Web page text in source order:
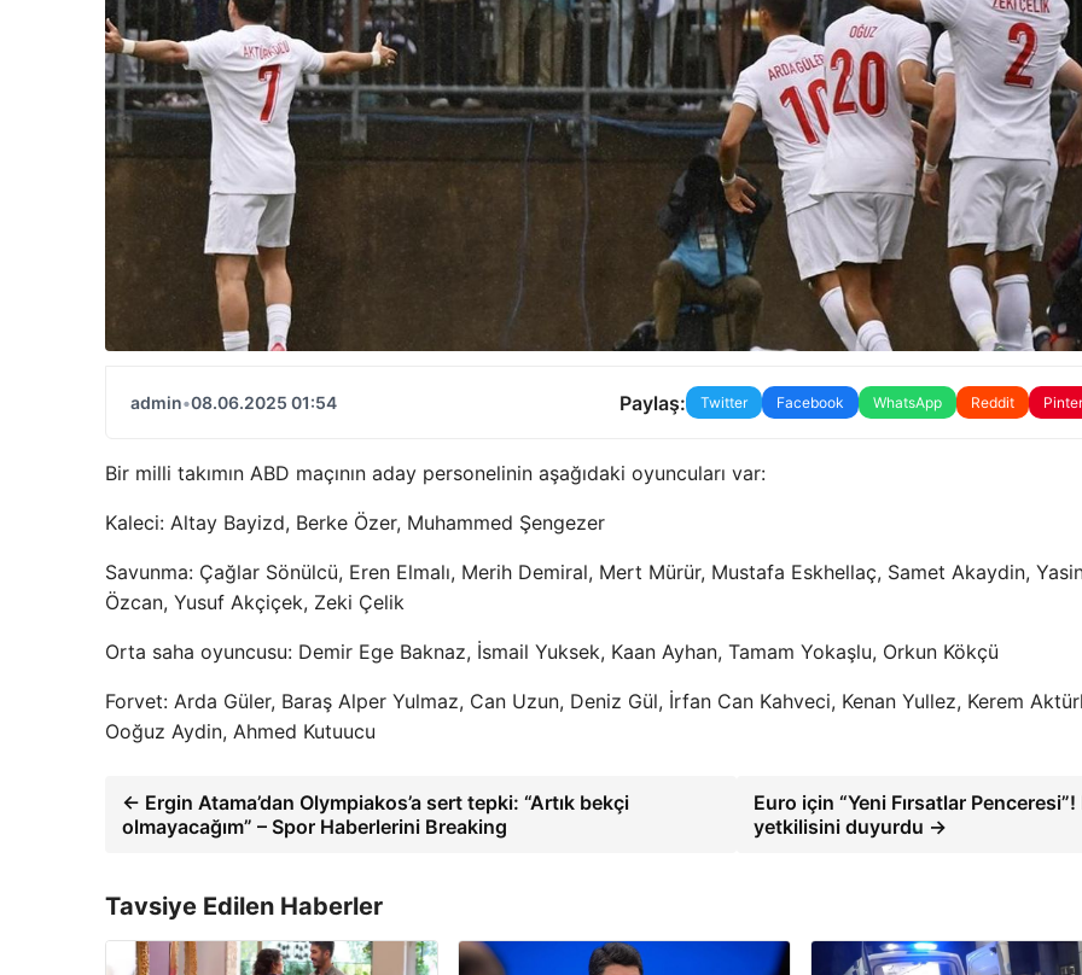
admin•08.06.2025 01:54 Paylaş: Twitter Facebook WhatsApp Reddit
Bir milli takımın ABD maçının aday personelinin aşağıdaki oyuncuları var:
Kaleci: Altay Bayizd, Berke Özer, Muhammed Şengezer
Savunma: Çağlar Sönülcü, Eren Elmalı, Merih Demiral, Mert Mürür, Mustafa Eskhellaç, Samet Akaydin,
Özcan, Yusuf Akçiçek, Zeki Çelik
Orta saha oyuncusu: Demir Ege Baknaz, İsmail Yuksek, Kaan Ayhan, Tamam Yokaşlu, Orkun Kökçü
Forvet: Arda Güler, Baraş Alper Yulmaz, Can Uzun, Deniz Gül, İrfan Can Kahveci, Kenan Yullez, Kerem
Ooğuz Aydin, Ahmed Kutuucu
← Ergin Atama’dan Olympiakos’a sert tepki: “Artık bekçi
olmayacağım” – Spor Haberlerini Breaking
Euro için “Yeni Fırsatlar Penceresi”!
yetkilisini duyurdu →
Tavsiye Edilen Haberler